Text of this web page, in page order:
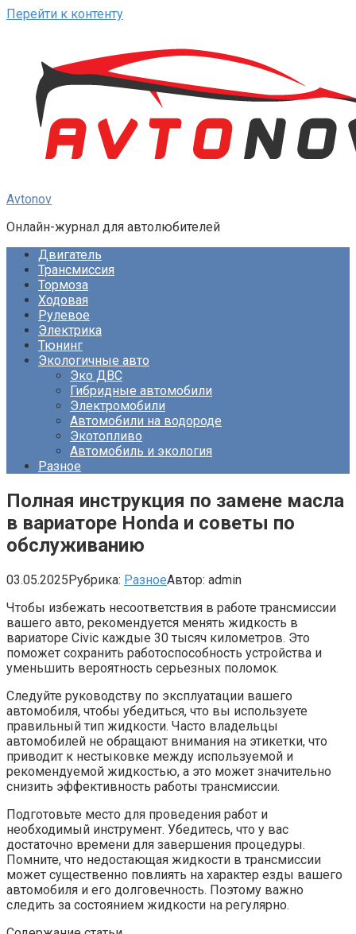
Перейти к контенту
Avtonov
Онлайн-журнал для автолюбителей
Двигатель
Трансмиссия
Тормоза
Ходовая
Рулевое
Электрика
Тюнинг
Экологичные авто
Эко ДВС
Гибридные автомобили
Электромобили
Автомобили на водороде
Экотопливо
Автомобиль и экология
Разное
Полная инструкция по замене масла
в вариаторе Honda и советы по
обслуживанию
03.05.2025Рубрика: РазноеАвтор: admin
Чтобы избежать несоответствия в работе трансмиссии
вашего авто, рекомендуется менять жидкость в
вариаторе Civic каждые 30 тысяч километров. Это
поможет сохранить работоспособность устройства и
уменьшить вероятность серьезных поломок.
Следуйте руководству по эксплуатации вашего
автомобиля, чтобы убедиться, что вы используете
правильный тип жидкости. Часто владельцы
автомобилей не обращают внимания на этикетки, что
приводит к нестыковке между используемой и
рекомендуемой жидкостью, а это может значительно
снизить эффективность работы трансмиссии.
Подготовьте место для проведения работ и
необходимый инструмент. Убедитесь, что у вас
достаточно времени для завершения процедуры.
Помните, что недостающая жидкости в трансмиссии
может существенно повлиять на характер езды вашего
автомобиля и его долговечность. Поэтому важно
следить за состоянием жидкости на регулярно.